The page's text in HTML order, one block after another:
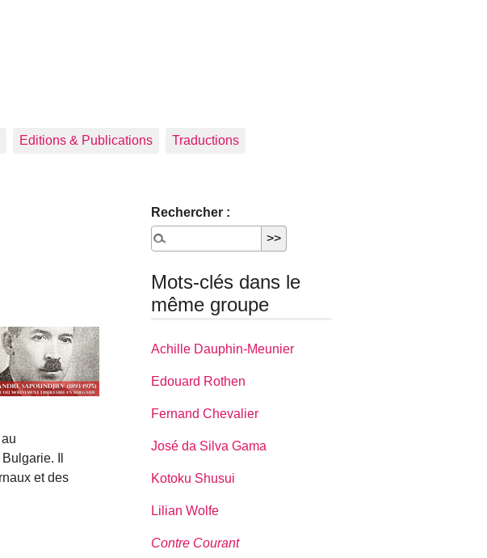
Editions & Publications Traductions
Il
et des
Rechercher :
Mots-clés dans le
même groupe
Achille Dauphin­-Meunier
Edouard Rothen
Fernand Chevalier
José da Silva Gama
Kotoku Shusui
Lilian Wolfe
Contre Courant